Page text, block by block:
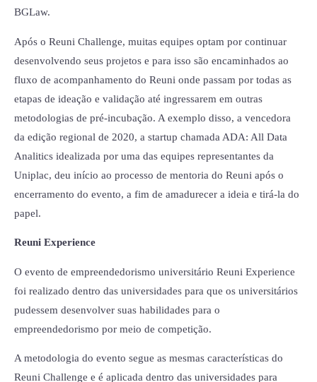
BGLaw.
Após o Reuni Challenge, muitas equipes optam por continuar
desenvolvendo seus projetos e para isso são encaminhados ao
fluxo de acompanhamento do Reuni onde passam por todas as
etapas de ideação e validação até ingressarem em outras
metodologias de pré-incubação. A exemplo disso, a vencedora
da edição regional de 2020, a startup chamada ADA: All Data
Analitics idealizada por uma das equipes representantes da
Uniplac, deu início ao processo de mentoria do Reuni após o
encerramento do evento, a fim de amadurecer a ideia e tirá-la do
papel.
Reuni Experience
O evento de empreendedorismo universitário Reuni Experience
foi realizado dentro das universidades para que os universitários
pudessem desenvolver suas habilidades para o
empreendedorismo por meio de competição.
A metodologia do evento segue as mesmas características do
Reuni Challenge e é aplicada dentro das universidades para